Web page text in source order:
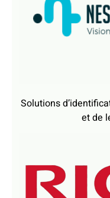
Solutions
et de